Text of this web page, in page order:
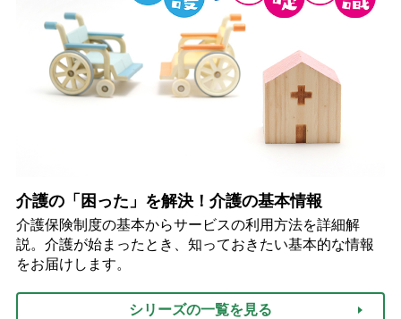
介護の「困った」を解決！介護の基本情報
介護保険制度の基本からサービスの利用方法を詳細解
説。介護が始まったとき、知っておきたい基本的な情報
をお届けします。
シリーズの一覧を見る